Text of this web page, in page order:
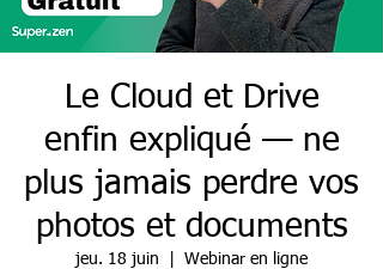
Le Cloud et Drive
enfin expliqué — ne
plus jamais perdre vos
photos et documents
jeu. 18 juin Webinar en ligne